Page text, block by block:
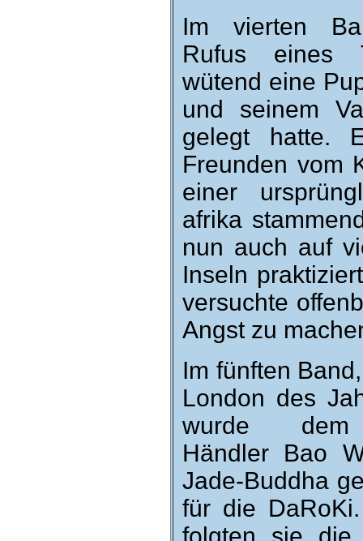
Im vierten
Rufus eines
wütend eine
und seinem
gelegt hatte.
Freunden vom
einer
afrika
nun auch auf
Inseln
ver­suchte
Angst zu
Im fünften
London des
wurde dem
Händler Bao
Jade-Buddha
für die